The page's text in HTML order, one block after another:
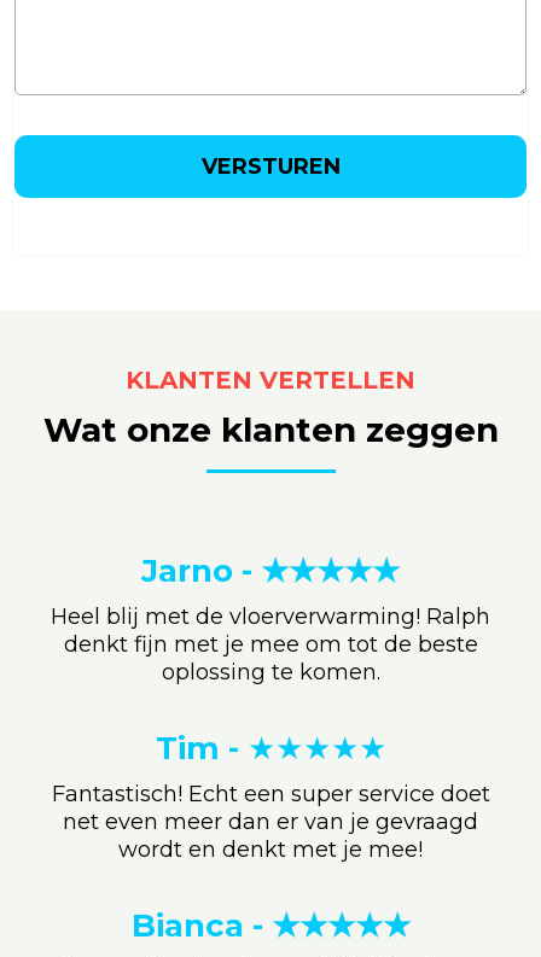
VERSTUREN
KLANTEN VERTELLEN
Wat onze klanten zeggen
Jarno - ★★★★★
Heel blij met de vloerverwarming! Ralph
denkt fijn met je mee om tot de beste
oplossing te komen.
Tim - ★★★★★
Fantastisch! Echt een super service doet
net even meer dan er van je gevraagd
wordt en denkt met je mee!
Bianca - ★★★★★